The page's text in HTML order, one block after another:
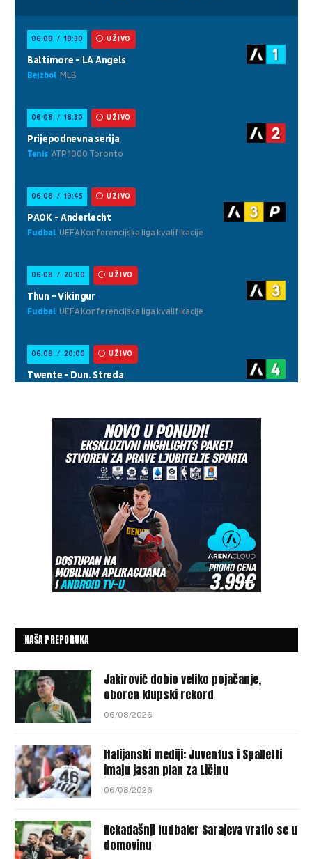
NAŠA PREPORUKA
Jakirović dobio veliko pojačanje,
oboren klupski rekord
06/08/2026
Italijanski mediji: Juventus i Spalletti
imaju jasan plan za Ličinu
06/08/2026
Nekadašnji fudbaler Sarajeva vratio se u
domovinu